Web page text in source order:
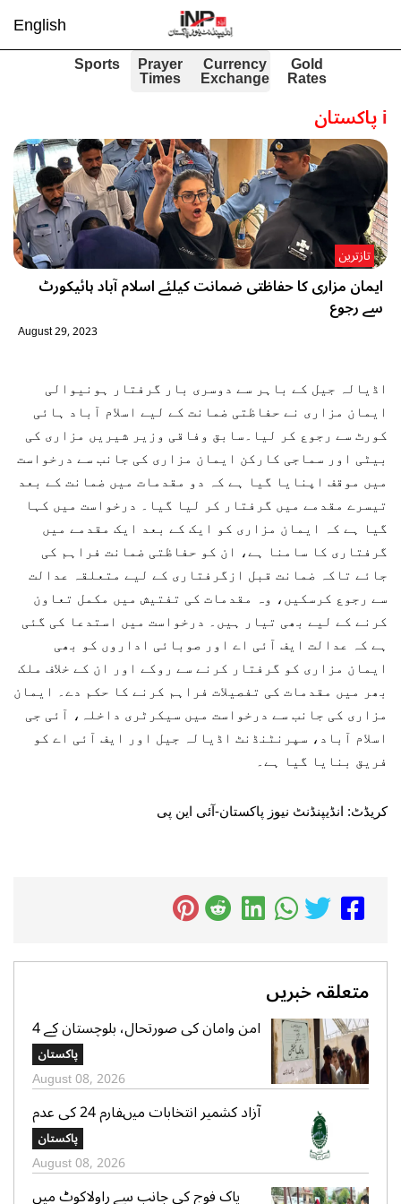
English
Gold
Rates
Currency
Exchange
Prayer
Times
Sports
iپاکستان
ایمان مزاری کا حفاظتی ضمانت کیلئے اسلام آباد ہائیکورٹ
سے رجوع
تازترین
August 29, 2023
اڈیالہ جیل کے باہر سے دوسری بار گرفتار ہونیوالی
ایمان مزاری نے حفاظتی ضمانت کے لیے اسلام آباد ہائی
کورٹ سے رجوع کر لیا۔سابق وفاقی وزیر شیریں مزاری کی
بیٹی اور سماجی کارکن ایمان مزاری کی جانب سے درخواست
میں موقف اپنایا گیا ہے کہ دو مقدمات میں ضمانت کے بعد
تیسرے مقدمے میں گرفتار کر لیا گیا۔ درخواست میں کہا
گیا ہے کہ ایمان مزاری کو ایک کے بعد ایک مقدمے میں
گرفتاری کا سامنا ہے، ان کو حفاظتی ضمانت فراہم کی
جائے تاکہ ضمانت قبل ازگرفتاری کے لیے متعلقہ عدالت
سے رجوع کرسکیں، وہ مقدمات کی تفتیش میں مکمل تعاون
کرنے کے لیے بھی تیار ہیں۔ درخواست میں استدعا کی گئی
ہے کہ عدالت ایف آئی اے اور صوبائی اداروں کو بھی
ایمان مزاری کو گرفتار کرنے سے روکے اور ان کے خلاف ملک
بھر میں مقدمات کی تفصیلات فراہم کرنے کا حکم دے۔ ایمان
مزاری کی جانب سے درخواست میں سیکرٹری داخلہ، آئی جی
اسلام آباد، سپرنٹنڈنٹ اڈیالہ جیل اور ایف آئی اے کو
فریق بنایا گیا ہے۔
کریڈٹ: انڈیپنڈنٹ نیوز پاکستان-آئی این پی
متعلقہ خبریں
امن وامان کی صورتحال، بلوچستان کے 4
بلدیاتی حلقوں میں آج ہونیوالی پولنگ
ملتوی
پاکستان
August 08, 2026
آزاد کشمیر انتخابات میںفارم 24 کی عدم
فراہمی کے دعوے بے بنیاد ہیں، الیکشن
کمیشن کی وضاحت
پاکستان
August 08, 2026
پاک فوج کی جانب سے راولاکوٹ میں